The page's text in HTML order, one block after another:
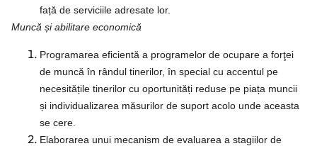
față de serviciile adresate lor.
Muncă și abilitare economică
Programarea eficientă a programelor de ocupare a forţei
de muncă în rândul tinerilor, în special cu accentul pe
necesitățile tinerilor cu oportunități reduse pe piața muncii
și individualizarea măsurilor de suport acolo unde aceasta
se cere.
Elaborarea unui mecanism de evaluarea a stagiilor de